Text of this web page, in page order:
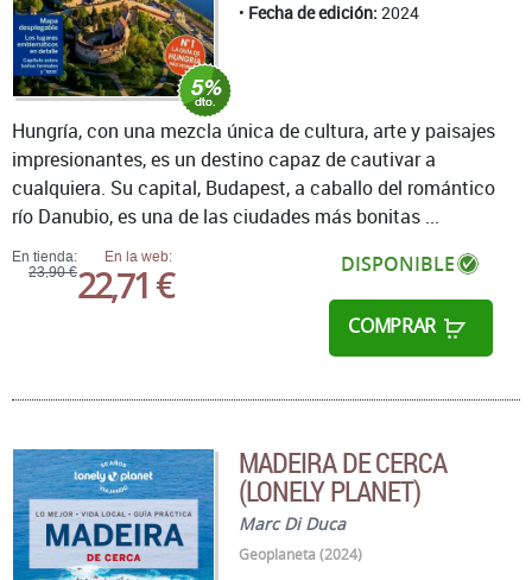
Fecha de edición: 2024
En tienda:
23,90 €
En la web:
22,71 € DISPONIBLE
COMPRAR
Hungría, con una mezcla única de cultura, arte y paisajes
impresionantes, es un destino capaz de cautivar a
cualquiera. Su capital, Budapest, a caballo del romántico
río Danubio, es una de las ciudades más bonitas ...
MADEIRA DE CERCA
(LONELY PLANET)
Marc Di Duca
Geoplaneta (2024)